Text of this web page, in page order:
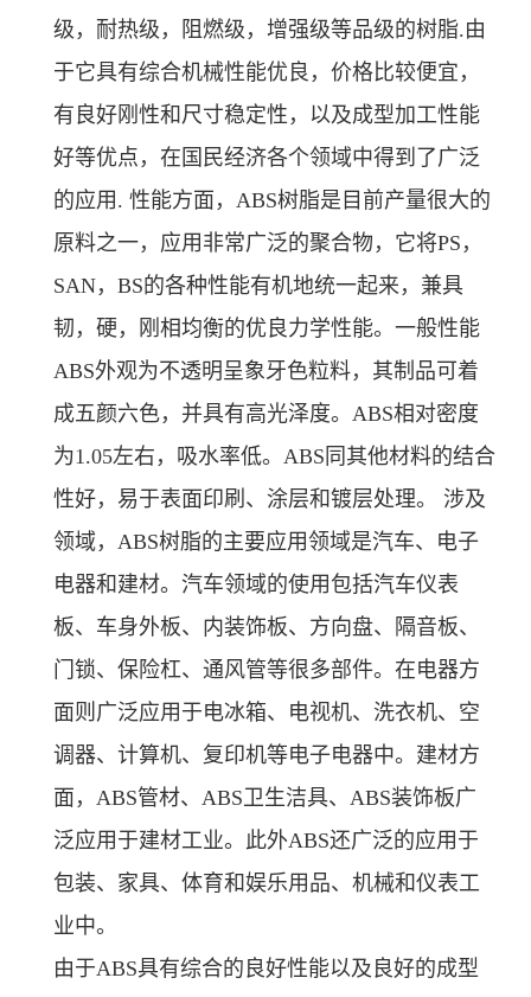
级，耐热级，阻燃级，增强级等品级的树脂.由
于它具有综合机械性能优良，价格比较便宜，
有良好刚性和尺寸稳定性，以及成型加工性能
好等优点，在国民经济各个领域中得到了广泛
的应用. 性能方面，ABS树脂是目前产量很大的
原料之一，应用非常广泛的聚合物，它将PS，
SAN，BS的各种性能有机地统一起来，兼具
韧，硬，刚相均衡的优良力学性能。一般性能
ABS外观为不透明呈象牙色粒料，其制品可着
成五颜六色，并具有高光泽度。ABS相对密度
为1.05左右，吸水率低。ABS同其他材料的结合
性好，易于表面印刷、涂层和镀层处理。 涉及
领域，ABS树脂的主要应用领域是汽车、电子
电器和建材。汽车领域的使用包括汽车仪表
板、车身外板、内装饰板、方向盘、隔音板、
门锁、保险杠、通风管等很多部件。在电器方
面则广泛应用于电冰箱、电视机、洗衣机、空
调器、计算机、复印机等电子电器中。建材方
面，ABS管材、ABS卫生洁具、ABS装饰板广
泛应用于建材工业。此外ABS还广泛的应用于
包装、家具、体育和娱乐用品、机械和仪表工
业中。
由于ABS具有综合的良好性能以及良好的成型